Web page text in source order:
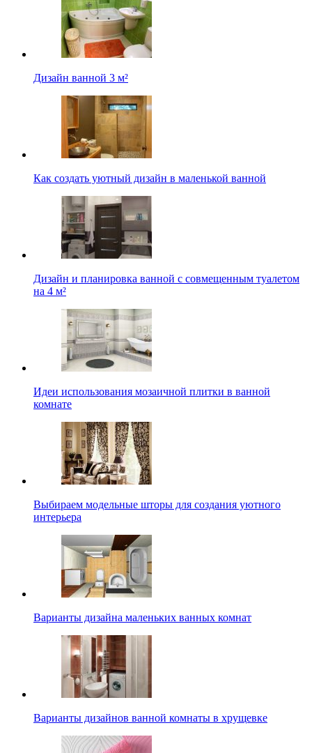
Дизайн ванной 3 м²
Как создать уютный дизайн в маленькой ванной
Дизайн и планировка ванной с совмещенным туалетом
на 4 м²
Идеи использования мозаичной плитки в ванной
комнате
Выбираем модельные шторы для создания уютного
интерьера
Варианты дизайна маленьких ванных комнат
Варианты дизайнов ванной комнаты в хрущевке